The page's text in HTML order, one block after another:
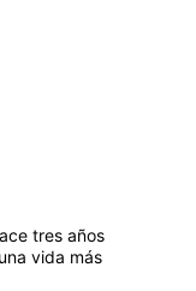
tres años
vida más